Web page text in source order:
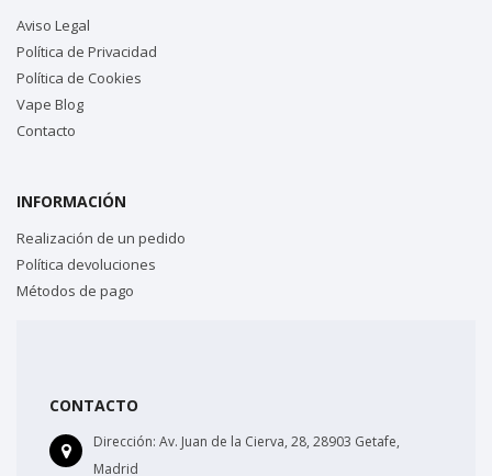
Aviso Legal
Política de Privacidad
Política de Cookies
Vape Blog
Contacto
INFORMACIÓN
Realización de un pedido
Política devoluciones
Métodos de pago
CONTACTO
Dirección: Av. Juan de la Cierva, 28, 28903 Getafe,
Madrid